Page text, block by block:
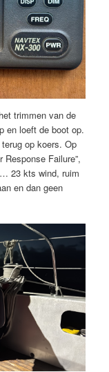
trimmen van de
en loeft de boot op.
op koers. Op
Failure”,
23 kts wind, ruim
en dan geen